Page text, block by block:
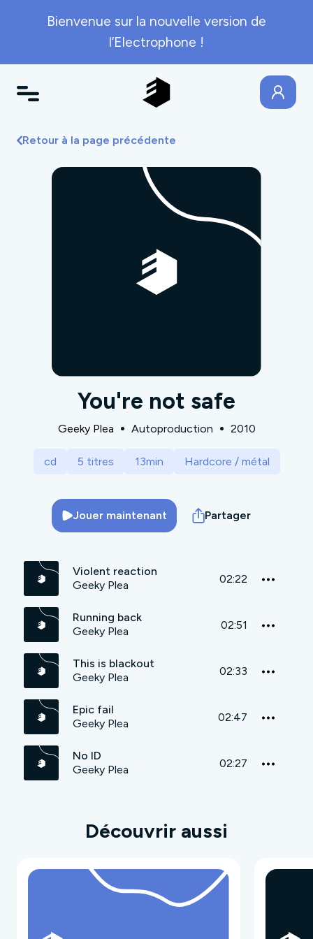
Bienvenue sur la nouvelle version de
l’Electrophone !
Retour à la page précédente
You're not safe
Geeky Plea Autoproduction 2010
cd 5 titres 13min Hardcore / métal
Jouer maintenant Partager
Violent reaction
Geeky Plea
02:22
Running back
Geeky Plea
02:51
This is blackout
Geeky Plea
02:33
Epic fail
Geeky Plea
02:47
No ID
Geeky Plea
02:27
Découvrir aussi